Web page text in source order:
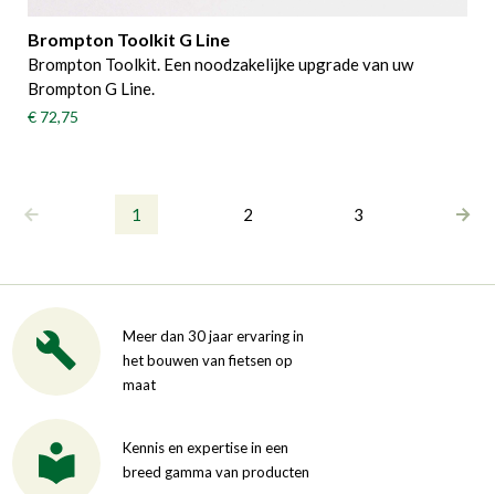
Brompton Toolkit G Line
Brompton Toolkit. Een noodzakelijke upgrade van uw
Brompton G Line.
€ 72,75
1 2 3
Meer dan 30 jaar ervaring in
het bouwen van fietsen op
maat
Kennis en expertise in een
breed gamma van producten